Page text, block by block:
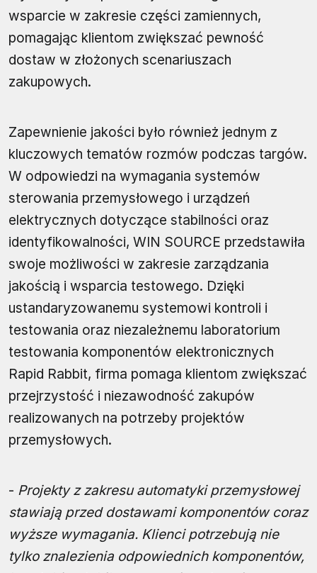
wsparcie w zakresie części zamiennych,
pomagając klientom zwiększać pewność
dostaw w złożonych scenariuszach
zakupowych.
Zapewnienie jakości było również jednym z
kluczowych tematów rozmów podczas targów.
W odpowiedzi na wymagania systemów
sterowania przemysłowego i urządzeń
elektrycznych dotyczące stabilności oraz
identyfikowalności, WIN SOURCE przedstawiła
swoje możliwości w zakresie zarządzania
jakością i wsparcia testowego. Dzięki
ustandaryzowanemu systemowi kontroli i
testowania oraz niezależnemu laboratorium
testowania komponentów elektronicznych
Rapid Rabbit, firma pomaga klientom zwiększać
przejrzystość i niezawodność zakupów
realizowanych na potrzeby projektów
przemysłowych.
- Projekty z zakresu automatyki przemysłowej
stawiają przed dostawami komponentów coraz
wyższe wymagania. Klienci potrzebują nie
tylko znalezienia odpowiednich komponentów,